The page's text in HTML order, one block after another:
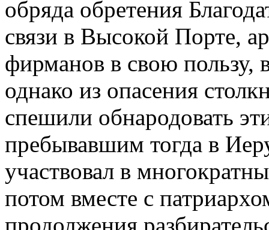
обряда обретения
связи в Высокой Порте,
фирманов в свою пользу,
однако из опасения
спешили обнародовать
пребывавшим тогда в
участвовал в
потом вместе с
продолжения